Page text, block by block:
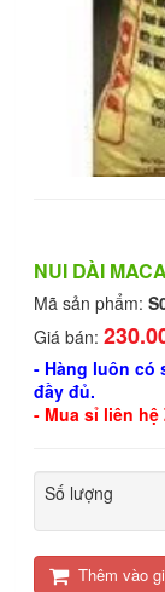
NUI DÀI
Mã sản phẩm:
Giá bán:
- Hàng luôn có
đầy đủ.
- Mua sỉ liên hệ
Số lượng
Thêm vào